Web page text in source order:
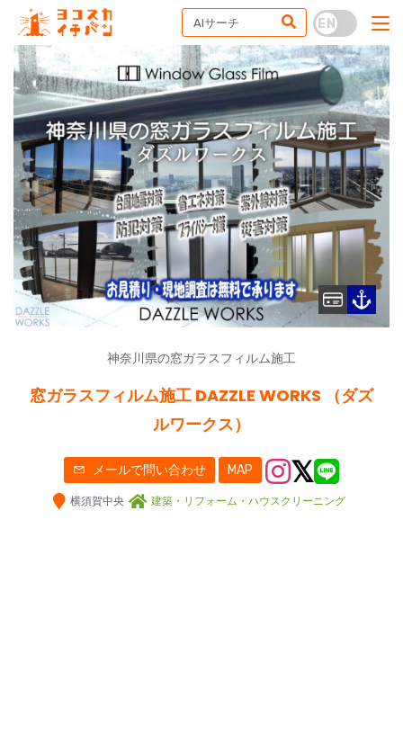
神奈川県の窓ガラスフィルム施工
窓ガラスフィルム施工 DAZZLE WORKS （ダズ
ルワークス）
メールで問い合わせ MAP
横須賀中央 建築・リフォーム・ハウスクリーニング